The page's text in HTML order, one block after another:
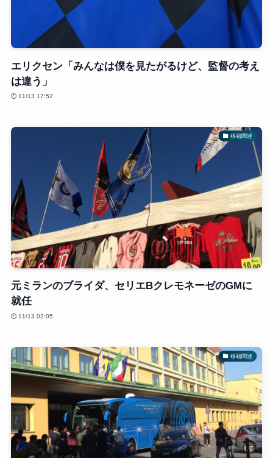
エリクセン「みんなは僕を見たがるけど、監督の考え
は違う」
11/13 17:52
移籍関連
元ミランのブライダ、セリエBクレモネーゼのGMに
就任
11/13 02:05
移籍関連